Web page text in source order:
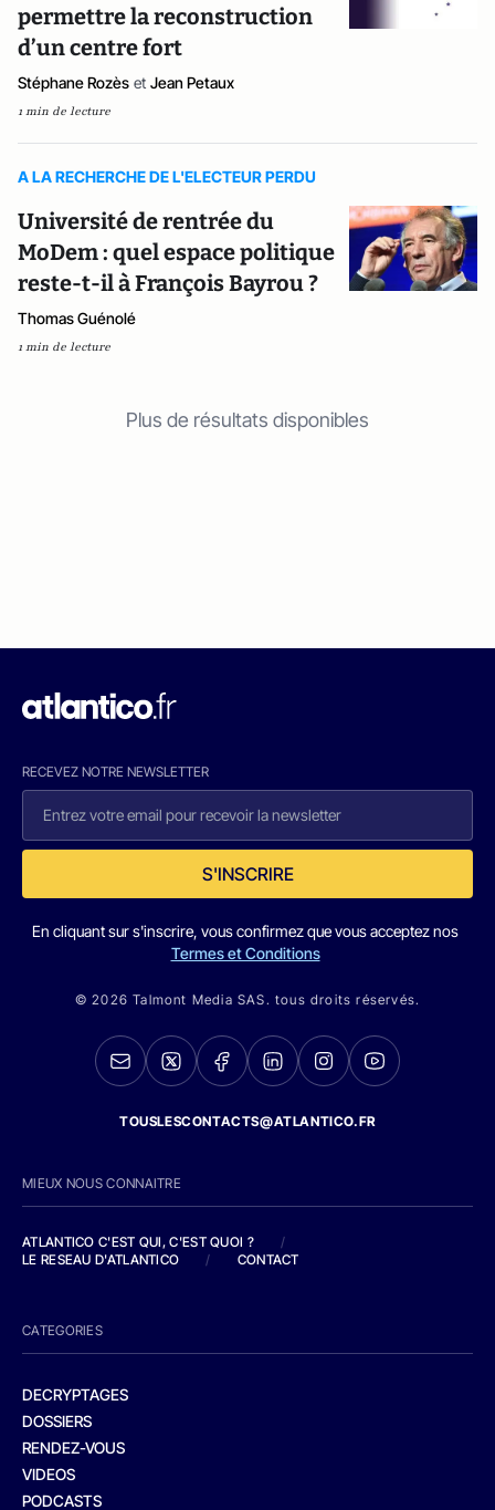
permettre la reconstruction
d’un centre fort
Stéphane Rozès et Jean Petaux
1 min de lecture
A LA RECHERCHE DE L'ELECTEUR PERDU
Université de rentrée du
MoDem : quel espace politique
reste-t-il à François Bayrou ?
Thomas Guénolé
1 min de lecture
Plus de résultats disponibles
RECEVEZ NOTRE NEWSLETTER
S'INSCRIRE
En cliquant sur s'inscrire, vous confirmez que vous acceptez nos
Termes et Conditions
© 2026 Talmont Media SAS. tous droits réservés.
TOUSLESCONTACTS@ATLANTICO.FR
MIEUX NOUS CONNAITRE
ATLANTICO C'EST QUI, C'EST QUOI ?
/
LE RESEAU D'ATLANTICO
/ CONTACT
CATEGORIES
DECRYPTAGES
DOSSIERS
RENDEZ-VOUS
VIDEOS
PODCASTS